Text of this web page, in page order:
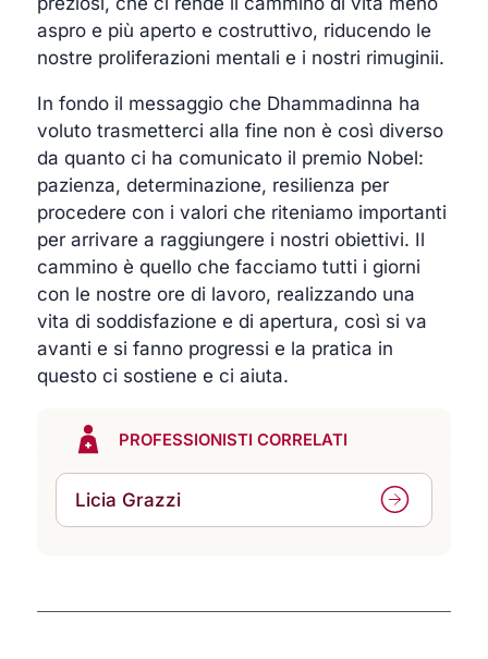
aspro e più aperto e costruttivo, riducendo le
nostre proliferazioni mentali e i nostri rimuginii.
In fondo il messaggio che Dhammadinna ha
voluto trasmetterci alla fine non è così diverso
da quanto ci ha comunicato il premio Nobel:
pazienza, determinazione, resilienza per
procedere con i valori che riteniamo importanti
per arrivare a raggiungere i nostri obiettivi. Il
cammino è quello che facciamo tutti i giorni
con le nostre ore di lavoro, realizzando una
vita di soddisfazione e di apertura, così si va
avanti e si fanno progressi e la pratica in
questo ci sostiene e ci aiuta.
PROFESSIONISTI CORRELATI
Licia Grazzi